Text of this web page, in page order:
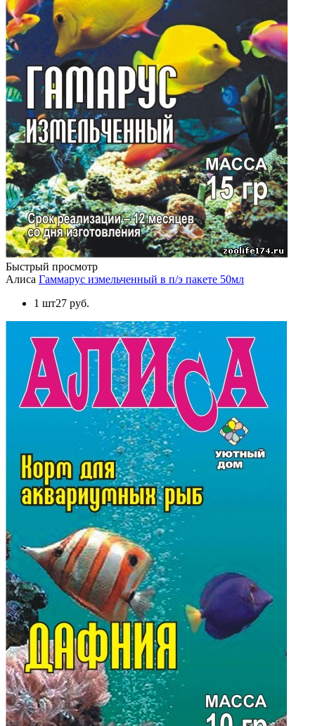
Быстрый просмотр
Алиса Гаммарус измельченный в п/э пакете 50мл
1 шт27 руб.